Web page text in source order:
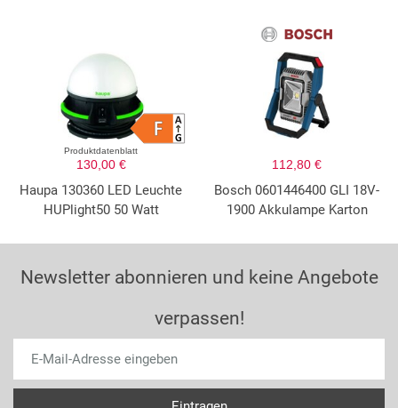
Produktdatenblatt
130,00 €
Haupa 130360 LED Leuchte
HUPlight50 50 Watt
112,80 €
Bosch 0601446400 GLI 18V-
1900 Akkulampe Karton
Newsletter abonnieren und keine Angebote
verpassen!